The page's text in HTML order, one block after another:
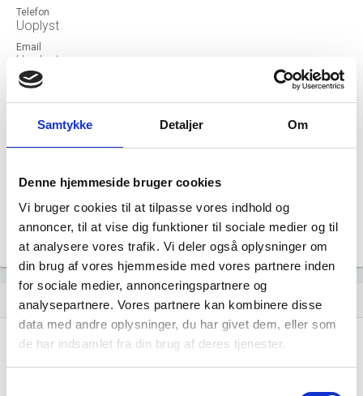
Samtykke Detaljer Om
Denne hjemmeside bruger cookies
Vi bruger cookies til at tilpasse vores indhold og
annoncer, til at vise dig funktioner til sociale medier og til
at analysere vores trafik. Vi deler også oplysninger om
din brug af vores hjemmeside med vores partnere inden
for sociale medier, annonceringspartnere og
analysepartnere. Vores partnere kan kombinere disse
data med andre oplysninger, du har givet dem, eller som
de har indsamlet fra din brug af deres tjenester.
Telefon
Uoplyst
Email
Uoplyst
Hjemmeside
Aktiv
Revisor
Formål
Uoplyst
Tegningsregel
Uoplyst
show_chart Udvikling i antal ansatte